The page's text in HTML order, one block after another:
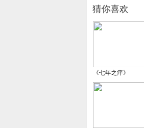
猜你喜欢
《七年之痒》